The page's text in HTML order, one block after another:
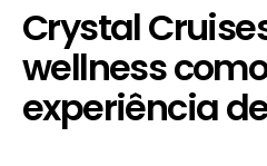
Crystal
wellness
experiência